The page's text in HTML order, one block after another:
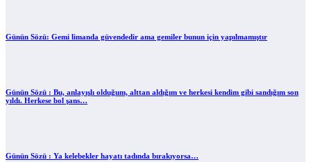
Günün Sözü: Gemi limanda güvendedir ama gemiler bunun için yapılmamıştır
Günün Sözü : Bu, anlayışlı olduğum, alttan aldığım ve herkesi kendim gibi sandığım son
yıldı. Herkese bol şans…
Günün Sözü : Ya kelebekler hayatı tadında bırakıyorsa…